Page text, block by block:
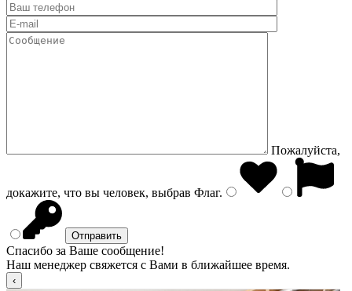
Пожалуйста,
докажите, что вы человек, выбрав Флаг.
Спасибо за Ваше сообщение!
Наш менеджер свяжется с Вами в ближайшее время.